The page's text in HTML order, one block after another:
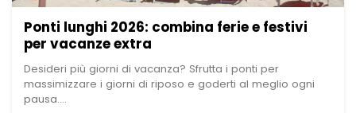
Ponti lunghi 2026: combina ferie e festivi
per vacanze extra
Desideri più giorni di vacanza? Sfrutta i ponti per
massimizzare i giorni di riposo e goderti al meglio ogni
pausa....